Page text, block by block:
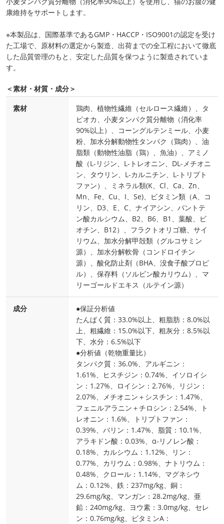
康維持をサポートします。
※本製品は、国際基準であるGMP・HACCP・ISO9001の認定を受け
た工場で、原材料の選定から製造、出荷までの全工程において徹底
した品質管理のもと、安定した品質を保つように製造されていま
す。
＜素材・材質・成分＞
素材
鶏肉、植物性繊維（セルロース繊維）、タ
ピオカ、小麦タンパク質分離物（消化率
90%以上）、コーングルテンミール、小麦
粉、加水分解動物性タンパク（鶏肉）、油
脂類（動物性油脂（鶏）、魚油）、アミノ
酸（L‐リジン、L‐トレオニン、DL‐メチオニ
ン、タウリン、L‐カルニチン、L‐トリプト
ファン）、ミネラル類(K、Cl、Ca、Zn、
Mn、Fe、Cu、I、Se)、ビタミン類（A、コ
リン、D3、E、C、ナイアシン、パントテ
ン酸カルシウム、B2、B6、B1、葉酸、ビ
オチン、B12）、フラクトオリゴ糖、サイ
リウム、加水分解甲殻類（グルコサミン
源）、加水分解軟骨（コンドロイチン
源）、酸化防止剤（BHA、没食子酸プロピ
ル）、保存料（ソルビン酸カリウム）、マ
リーゴールドエキス（ルテイン源）
成分
●保証分析値
たんぱく質：33.0%以上、粗脂肪：8.0%以
上、粗繊維：15.0%以下、粗灰分：8.5%以
下、水分：6.5%以下
●分析値（乾物重量比）
タンパク質：36.0%、アルギニン：
1.61%、ヒスチジン：0.74%、イソロイシ
ン：1.27%、ロイシン：2.76%、リジン：
2.07%、メチオニン＋シスチン：1.47%、
フェニルアラニン＋チロシン：2.54%、ト
レオニン：1.6%、トリプトファン：
0.39%、バリン：1.47%、脂質：10.1%、
アラキドン酸：0.03%、α‐リノレン酸：
0.18%、カルシウム：1.12%、リン：
0.77%、カリウム：0.98%、ナトリウム：
0.48%、クロール：1.14%、マグネシウ
ム：0.12%、鉄：237mg/kg、銅：
29.6mg/kg、マンガン：28.2mg/kg、亜
鉛：240mg/kg、ヨウ素：3.0mg/kg、セレ
ン：0.76mg/kg、ビタミンA：